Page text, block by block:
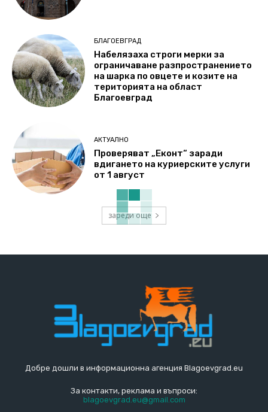
БЛАГОЕВГРАД
Набелязаха строги мерки за
ограничаване разпространението
на шарка по овцете и козите на
територията на област
Благоевград
АКТУАЛНО
Проверяват „Еконт“ заради
вдигането на куриерските услуги
от 1 август
зареди още
Добре дошли в информационна агенция Blagoevgrad.eu
За контакти, реклама и въпроси:
blagoevgrad.eu@gmail.com